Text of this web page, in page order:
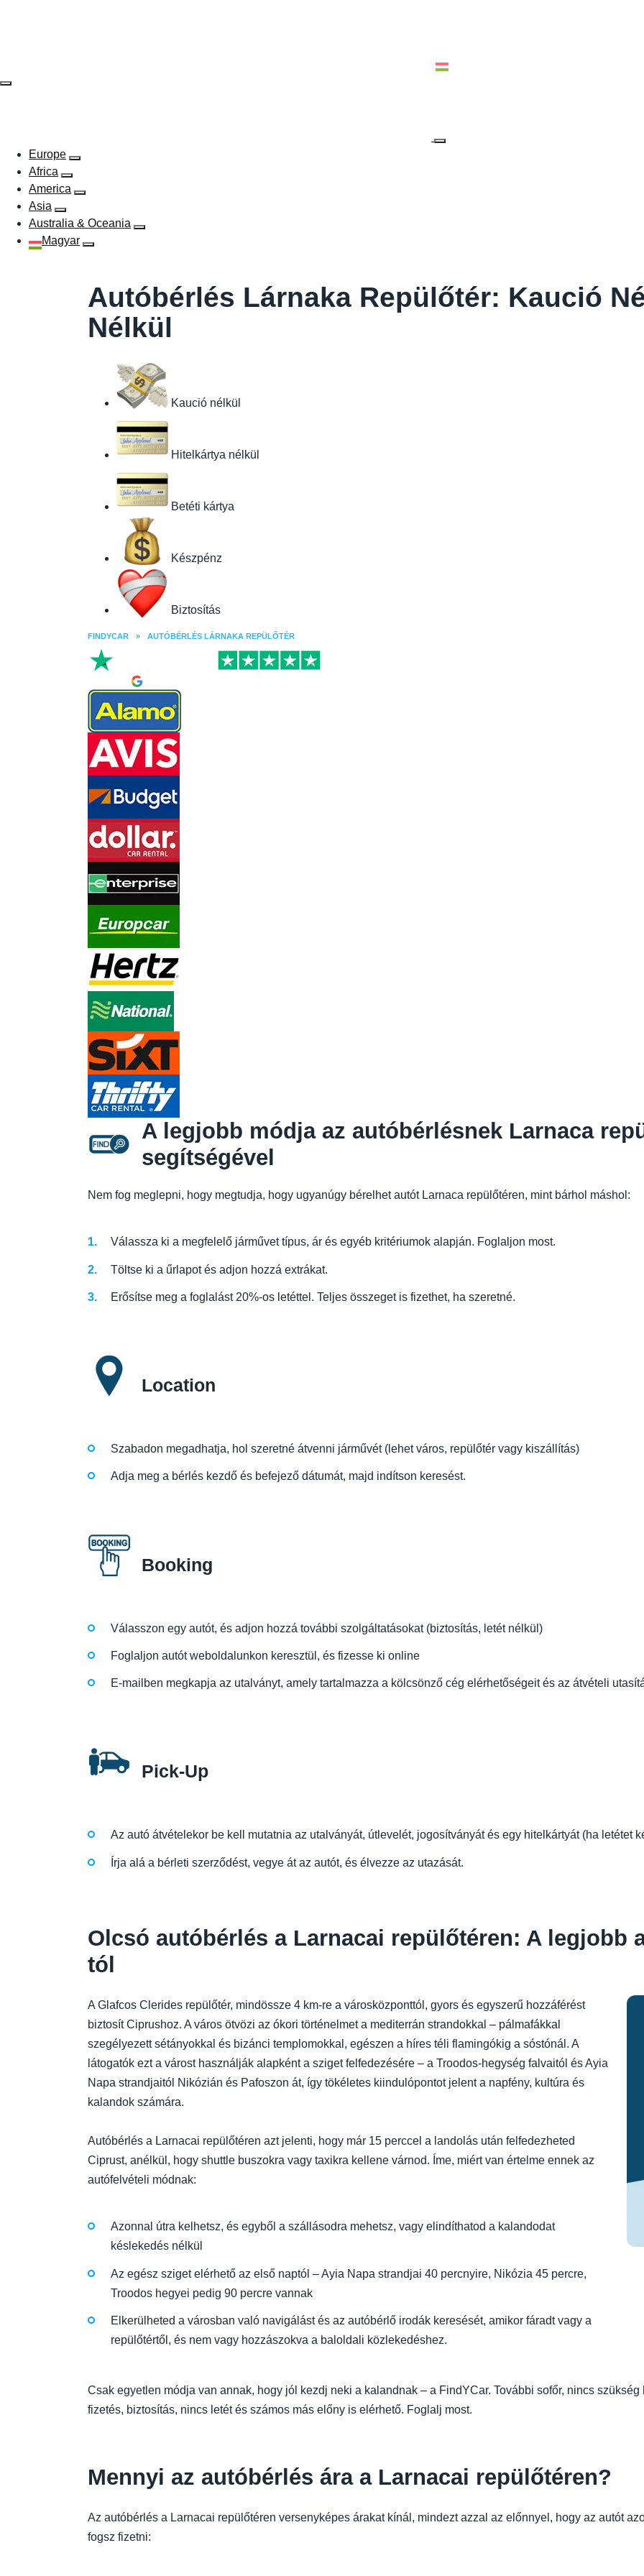
MAGYAR
Europe
Africa
America
Asia
Australia & Oceania
Magyar
Autóbérlés Lárnaka Repülőtér: Kaució
Nélkül
Kaució nélkül
Hitelkártya nélkül
Betéti kártya
Készpénz
Biztosítás
FINDYCAR » AUTÓBÉRLÉS LÁRNAKA REPÜLŐTÉR
A legjobb módja az autóbérlésnek Larnaca
segítségével
Nem fog meglepni, hogy megtudja, hogy ugyanúgy bérelhet autót Larnaca repülőtéren, mint bárhol máshol:
Válassza ki a megfelelő járművet típus, ár és egyéb kritériumok alapján. Foglaljon most.
Töltse ki a űrlapot és adjon hozzá extrákat.
Erősítse meg a foglalást 20%-os letéttel. Teljes összeget is fizethet, ha szeretné.
Location
Szabadon megadhatja, hol szeretné átvenni járművét (lehet város, repülőtér vagy kiszállítás)
Adja meg a bérlés kezdő és befejező dátumát, majd indítson keresést.
Booking
Válasszon egy autót, és adjon hozzá további szolgáltatásokat (biztosítás, letét nélkül)
Foglaljon autót weboldalunkon keresztül, és fizesse ki online
E-mailben megkapja az utalványt, amely tartalmazza a kölcsönző cég elérhetőségeit és az átvételi
Pick-Up
Az autó átvételekor be kell mutatnia az utalványát, útlevelét, jogosítványát és egy hitelkártyát (ha letétet
Írja alá a bérleti szerződést, vegye át az autót, és élvezze az utazását.
Olcsó autóbérlés a Larnacai repülőtéren: A legjobb
tól
A Glafcos Clerides repülőtér, mindössze 4 km-re a városközponttól, gyors és egyszerű hozzáférést
biztosít Ciprushoz. A város ötvözi az ókori történelmet a mediterrán strandokkal – pálmafákkal
szegélyezett sétányokkal és bizánci templomokkal, egészen a híres téli flamingókig a sóstónál. A
látogatók ezt a várost használják alapként a sziget felfedezésére – a Troodos-hegység falvaitól és Ayia
Napa strandjaitól Nikózián és Pafoszon át, így tökéletes kiindulópontot jelent a napfény, kultúra és
kalandok számára.
Autóbérlés a Larnacai repülőtéren azt jelenti, hogy már 15 perccel a landolás után felfedezheted
Ciprust, anélkül, hogy shuttle buszokra vagy taxikra kellene várnod. Íme, miért van értelme ennek az
autófelvételi módnak:
Azonnal útra kelhetsz, és egyből a szállásodra mehetsz, vagy elindíthatod a kalandodat
késlekedés nélkül
Az egész sziget elérhető az első naptól – Ayia Napa strandjai 40 percnyire, Nikózia 45 percre,
Troodos hegyei pedig 90 percre vannak
Elkerülheted a városban való navigálást és az autóbérlő irodák keresését, amikor fáradt vagy a
repülőtértől, és nem vagy hozzászokva a baloldali közlekedéshez.
Csak egyetlen módja van annak, hogy jól kezdj neki a kalandnak – a FindYCar. További sofőr, nincs
fizetés, biztosítás, nincs letét és számos más előny is elérhető. Foglalj most.
Mennyi az autóbérlés ára a Larnacai repülőtéren?
Az autóbérlés a Larnacai repülőtéren versenyképes árakat kínál, mindezt azzal az előnnyel, hogy az autót
fogsz fizetni: